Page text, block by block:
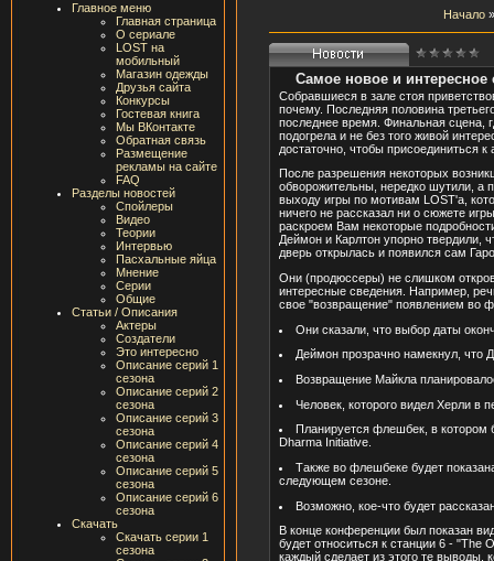
Главное меню
Главная страница
О сериале
LOST на
мобильный
Магазин одежды
Друзья сайта
Конкурсы
Гостевая книга
Мы ВКонтакте
Обратная связь
Размещение
рекламы на сайте
FAQ
Разделы новостей
Спойлеры
Видео
Теории
Интервью
Пасхальные яйца
Мнение
Серии
Общие
Статьи / Описания
Актеры
Создатели
Это интересно
Описание серий 1
сезона
Описание серий 2
сезона
Описание серий 3
сезона
Описание серий 4
сезона
Описание серий 5
сезона
Описание серий 6
сезона
Скачать
Скачать серии 1
сезона
Начало
Самое новое и интересное
Собравшиеся в зале стоя
почему. Последняя половина
последнее время. Финальная сцена,
подогрела и не без того живой
достаточно, чтобы присоединиться
После разрешения некоторых
обворожительны, нередко шутили, а
выходу игры по мотивам LOST'a,
ничего не рассказал ни о сюжете
раскроем Вам некоторые
Деймон и Карлтон упорно твердили,
дверь открылась и появился сам
Они (продюссеры) не слишком
интересные сведения. Например,
свое "возвращение" появлением во
Они сказали, что выбор даты
Деймон прозрачно намекнул, что
Возвращение Майкла
Человек, которого видел Херли в
Планируется флешбек, в котором
Dharma Initiative.
Также во флешбеке будет
следующем сезоне.
Возможно, кое-что будет
В конце конференции был показан
будет относиться к станции 6 - "The
каждый сделает из этого те выводы,